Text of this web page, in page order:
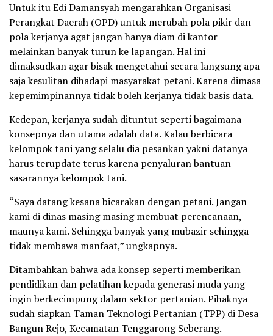
Untuk itu Edi Damansyah mengarahkan Organisasi
Perangkat Daerah (OPD) untuk merubah pola pikir dan
pola kerjanya agat jangan hanya diam di kantor
melainkan banyak turun ke lapangan. Hal ini
dimaksudkan agar bisak mengetahui secara langsung apa
saja kesulitan dihadapi masyarakat petani. Karena dimasa
kepemimpinannya tidak boleh kerjanya tidak basis data.
Kedepan, kerjanya sudah dituntut seperti bagaimana
konsepnya dan utama adalah data. Kalau berbicara
kelompok tani yang selalu dia pesankan yakni datanya
harus terupdate terus karena penyaluran bantuan
sasarannya kelompok tani.
“Saya datang kesana bicarakan dengan petani. Jangan
kami di dinas masing masing membuat perencanaan,
maunya kami. Sehingga banyak yang mubazir sehingga
tidak membawa manfaat,” ungkapnya.
Ditambahkan bahwa ada konsep seperti memberikan
pendidikan dan pelatihan kepada generasi muda yang
ingin berkecimpung dalam sektor pertanian. Pihaknya
sudah siapkan Taman Teknologi Pertanian (TPP) di Desa
Bangun Rejo, Kecamatan Tenggarong Seberang.